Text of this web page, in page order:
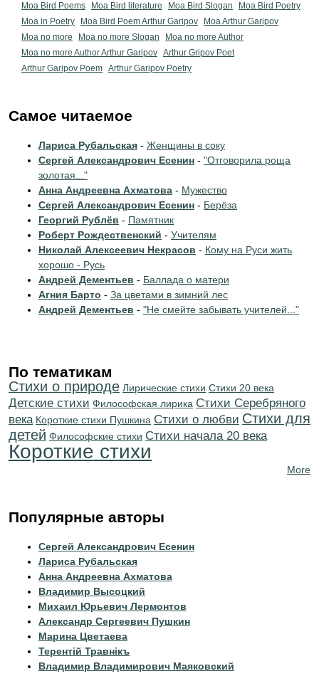
Moa Bird Poems
Moa Bird literature Moa Bird Slogan
Moa Bird Poetry
Moa in Poetry
Moa Bird Poem Arthur Garipov
Moa Arthur Garipov
Moa no more
Moa no more Slogan
Moa no more Author
Moa no more Author Arthur Garipov Arthur Gripov Poet
Arthur Garipov Poem Arthur Garipov Poetry
Самое читаемое
Лариса Рубальская - Женщины в соку
Сергей Александрович Есенин - "Отговорила роща
золотая..."
Анна Андреевна Ахматова - Мужество
Сергей Александрович Есенин - Берёза
Георгий Рублёв - Памятник
Роберт Рождественский - Учителям
Николай Алексеевич Некрасов - Кому на Руси жить
хорошо - Русь
Андрей Дементьев - Баллада о матери
Агния Барто - За цветами в зимний лес
Андрей Дементьев - "Не смейте забывать учителей..."
По тематикам
Стихи о природе Лирические стихи Стихи 20 века
Детские стихи Философская лирика Cтихи Серебряного
века Короткие стихи Пушкина Стихи о любви Стихи для
детей Философские стихи Cтихи начала 20 века
Короткие стихи
More
Популярные авторы
Сергей Александрович Есенин
Лариса Рубальская
Анна Андреевна Ахматова
Владимир Высоцкий
Михаил Юрьевич Лермонтов
Александр Сергеевич Пушкин
Марина Цветаева
Терентiй Травнiкъ
Владимир Владимирович Маяковский